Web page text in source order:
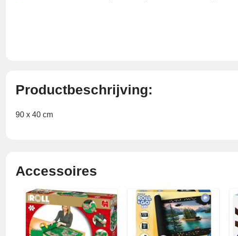
Productbeschrijving:
90 x 40 cm
Accessoires